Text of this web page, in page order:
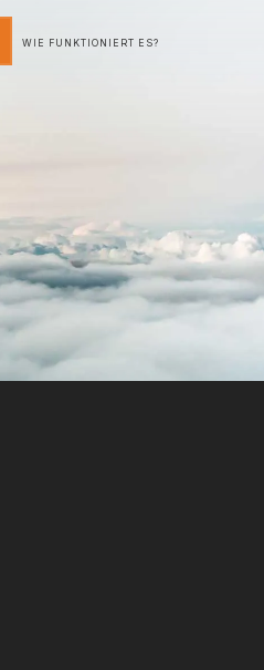
WIE FUNKTIONIERT ES?